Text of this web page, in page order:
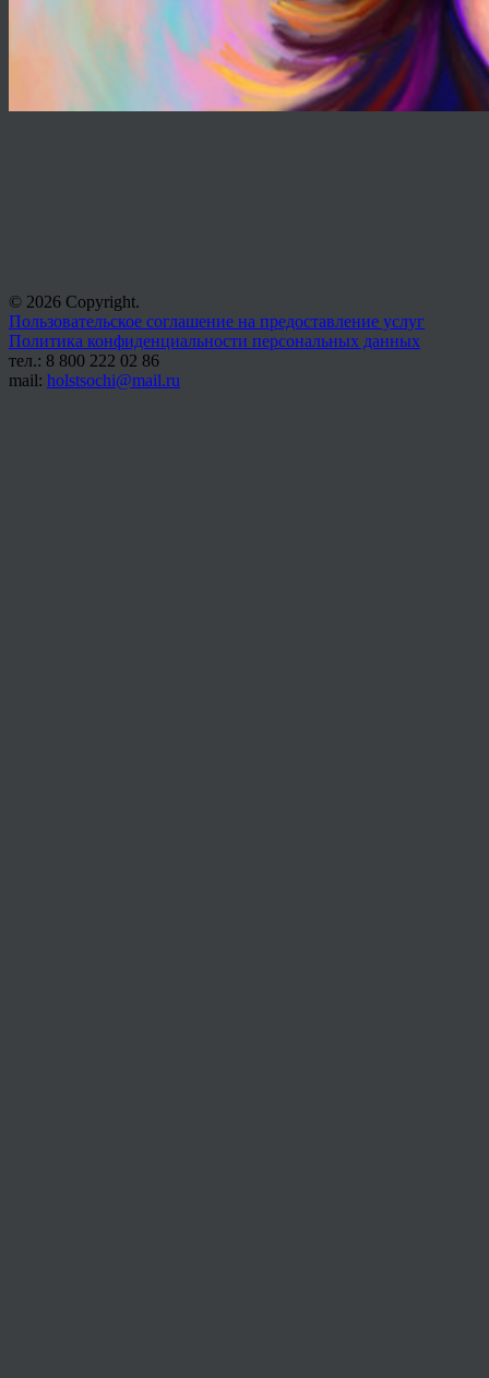
© 2026 Copyright.
Пользовательское соглашение на предоставление услуг
Политика конфиденциальности персональных данных
тел.: 8 800 222 02 86
mail: holstsochi@mail.ru